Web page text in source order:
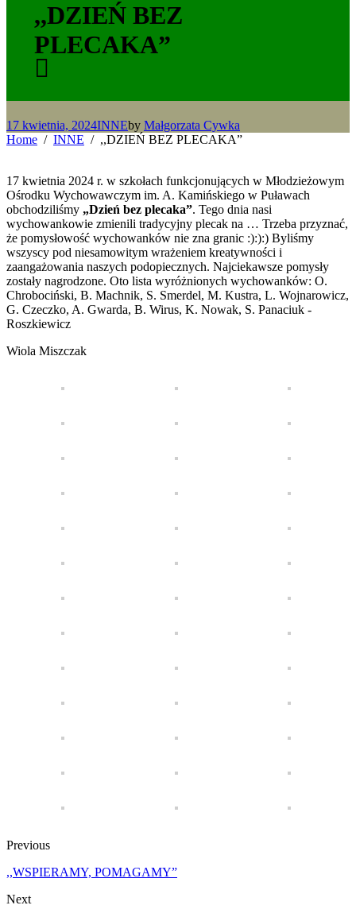
,,DZIEŃ BEZ
PLECAKA”
17 kwietnia, 2024INNEby Małgorzata Cywka
Home
INNE ,,DZIEŃ BEZ PLECAKA”
17 kwietnia 2024 r. w szkołach funkcjonujących w Młodzieżowym
Ośrodku Wychowawczym im. A. Kamińskiego w Puławach
obchodziliśmy „Dzień bez plecaka”. Tego dnia nasi
wychowankowie zmienili tradycyjny plecak na … Trzeba przyznać,
że pomysłowość wychowanków nie zna granic :):):) Byliśmy
wszyscy pod niesamowitym wrażeniem kreatywności i
zaangażowania naszych podopiecznych. Najciekawsze pomysły
zostały nagrodzone. Oto lista wyróżnionych wychowanków: O.
Chrobociński, B. Machnik, S. Smerdel, M. Kustra, L. Wojnarowicz,
G. Czeczko, A. Gwarda, B. Wirus, K. Nowak, S. Panaciuk -
Roszkiewicz
Wiola Miszczak
Previous
,,WSPIERAMY, POMAGAMY”
Next